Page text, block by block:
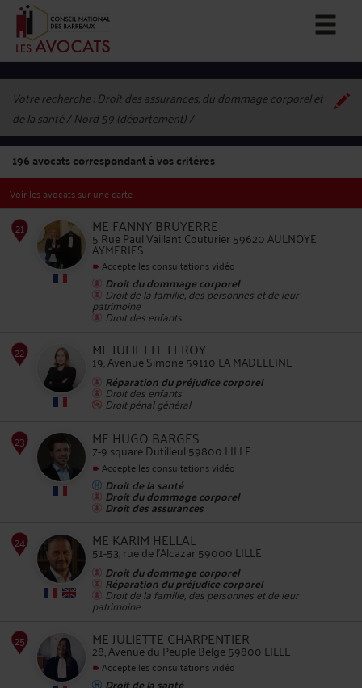
Votre recherche :Droit des assurances, du dommage corporel et
de la santé / Nord 59 (département)
196avocats correspondant à vos critères
Voir les avocats sur une carte
ME FANNY BRUYERRE
5 Rue Paul Vaillant Couturier 59620 AULNOYE
AYMERIES
Accepte les consultations vidéo
Droit du dommage corporel
Droit de la famille, des personnes et de leur
patrimoine
Droit des enfants
22
ME JULIETTE LEROY
19, Avenue Simone 59110 LA MADELEINE
Réparation du préjudice corporel
Droit des enfants
Droit pénal général
23
ME HUGO BARGES
7-9 square Dutilleul 59800 LILLE
Accepte les consultations vidéo
Droit de la santé
Droit du dommage corporel
Droit des assurances
ME KARIM HELLAL
51-53, rue de l'Alcazar 59000 LILLE
Droit du dommage corporel
Réparation du préjudice corporel
Droit de la famille, des personnes et de leur
patrimoine
ME JULIETTE CHARPENTIER
28, Avenue du Peuple Belge 59800 LILLE
Accepte les consultations vidéo